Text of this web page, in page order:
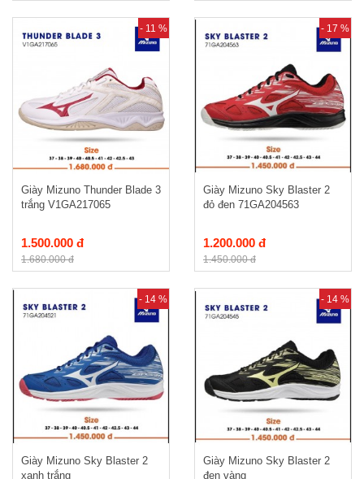
- 11 %
Giày Mizuno Thunder Blade 3
trắng V1GA217065
1.500.000 đ
1.680.000 đ
- 17 %
Giày Mizuno Sky Blaster 2
đỏ đen 71GA204563
1.200.000 đ
1.450.000 đ
- 14 %
Giày Mizuno Sky Blaster 2
xanh trắng
- 14 %
Giày Mizuno Sky Blaster 2
đen vàng